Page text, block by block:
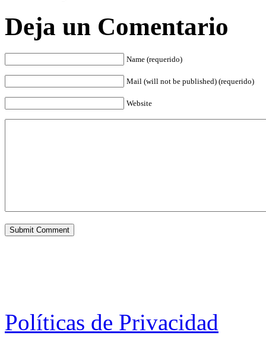
Deja un Comentario
Name (requerido)
Mail (will not be published) (requerido)
Website
Políticas de Privacidad